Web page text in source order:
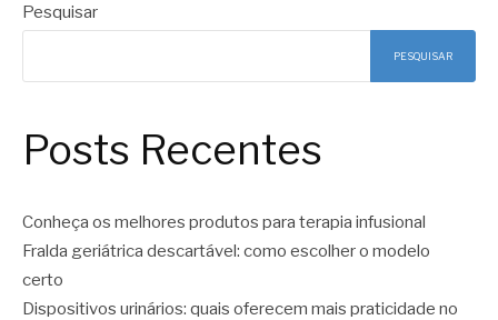
Pesquisar
PESQUISAR
Posts Recentes
Conheça os melhores produtos para terapia infusional
Fralda geriátrica descartável: como escolher o modelo
certo
Dispositivos urinários: quais oferecem mais praticidade no